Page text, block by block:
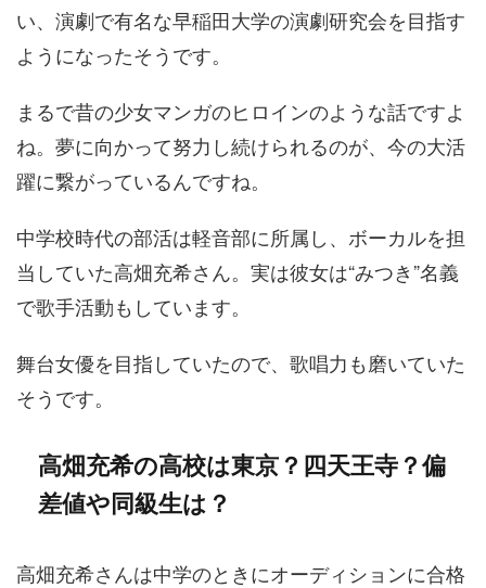
い、演劇で有名な早稲田大学の演劇研究会を目指す
ようになったそうです。
まるで昔の少女マンガのヒロインのような話ですよ
ね。夢に向かって努力し続けられるのが、今の大活
躍に繋がっているんですね。
中学校時代の部活は軽音部に所属し、ボーカルを担
当していた高畑充希さん。実は彼女は“みつき”名義
で歌手活動もしています。
舞台女優を目指していたので、歌唱力も磨いていた
そうです。
高畑充希の高校は東京？四天王寺？偏
差値や同級生は？
高畑充希さんは中学のときにオーディションに合格